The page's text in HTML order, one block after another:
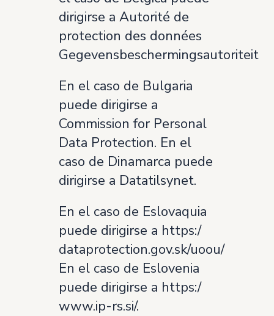
dirigirse a Autorité de
protection des données
Gegevensbeschermingsautoriteit
En el caso de Bulgaria
puede dirigirse a
Commission for Personal
Data Protection. En el
caso de Dinamarca puede
dirigirse a Datatilsynet.
En el caso de Eslovaquia
puede dirigirse a https:/
dataprotection.gov.sk/uoou/
En el caso de Eslovenia
puede dirigirse a https:/
www.ip-rs.si/.